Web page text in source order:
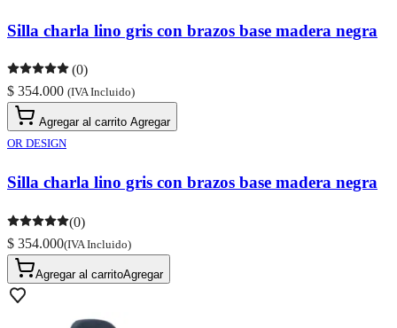
Silla charla lino gris con brazos base madera negra
(0)
$ 354.000 (IVA Incluido)
Agregar al carrito Agregar
OR DESIGN
Silla charla lino gris con brazos base madera negra
(0)
$ 354.000(IVA Incluido)
Agregar al carritoAgregar